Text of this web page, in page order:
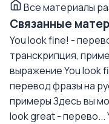
Все материалы
Связанные
You look fine! -
транскрипция,
выражение You look
перевод фразы на
примерыЗдесь вы
look great - перево...